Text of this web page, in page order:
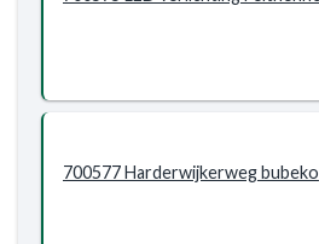
700577 Harderwijkerweg bubeko